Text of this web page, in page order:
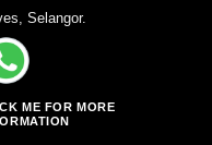
Selangor.
ME FOR MORE